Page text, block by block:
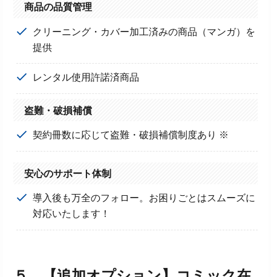
商品の品質管理
クリーニング・カバー加工済みの商品（マンガ）を
提供
レンタル使用許諾済商品
盗難・破損補償
契約冊数に応じて盗難・破損補償制度あり ※
安心のサポート体制
導入後も万全のフォロー。お困りごとはスムーズに
対応いたします！